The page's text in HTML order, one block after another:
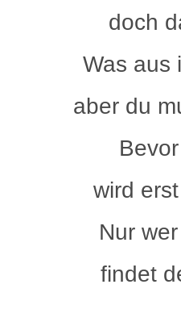
doch
Was aus
aber du
wird
Nur
findet